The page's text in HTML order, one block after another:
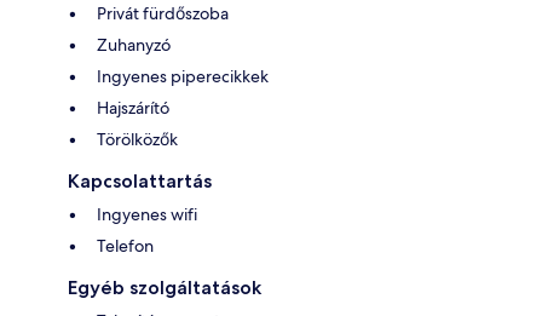
Privát fürdőszoba
Zuhanyzó
Ingyenes piperecikkek
Hajszárító
Törölközők
Kapcsolattartás
Ingyenes wifi
Telefon
Egyéb szolgáltatások